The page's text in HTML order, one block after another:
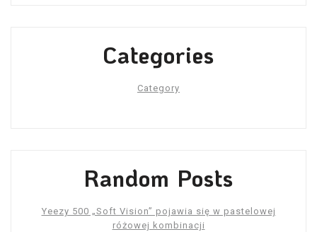
Categories
Category
Random Posts
Yeezy 500 „Soft Vision” pojawia się w pastelowej
różowej kombinacji